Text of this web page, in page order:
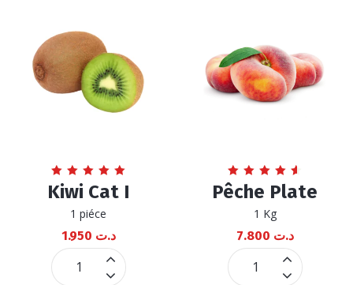
Note
5.00
Kiwi Cat I
1 piéce
د.ت
Kiwi
Cat
Note
4.64
Pêche Plate
1 Kg
د.ت
Pêche
Plate